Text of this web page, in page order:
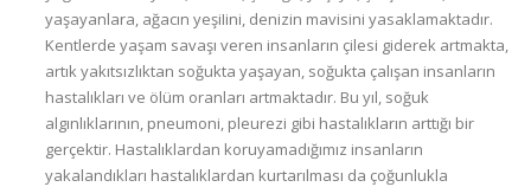
yaşayanlara, ağacın yeşiIini, denizin mavisini yasaklamaktadır.
Kentlerde yaşam savaşı veren insanların çilesi giderek artmakta,
artık yakıtsızlıktan soğukta yaşayan, soğukta çalışan insanların
hastalıkları ve ölüm oranları artmaktadır. Bu yıl, soğuk
algınlıklarının, pneumoni, pleurezi gibi hastalıkların arttığı bir
gerçektir. Hastalıklardan koruyamadığımız insanların
yakalandıkları hastalıklardan kurtarılması da çoğunlukla